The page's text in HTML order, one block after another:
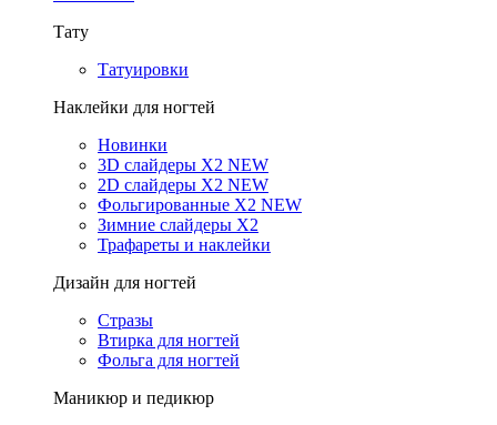
Тату
Татуировки
Наклейки для ногтей
Новинки
3D слайдеры X2 NEW
2D слайдеры X2 NEW
Фольгированные X2 NEW
Зимние слайдеры Х2
Трафареты и наклейки
Дизайн для ногтей
Стразы
Втирка для ногтей
Фольга для ногтей
Маникюр и педикюр